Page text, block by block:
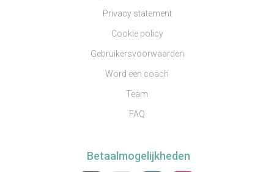
Privacy statement
Cookie policy
Gebruikersvoorwaarden
Word een coach
Team
FAQ
Betaalmogelijkheden